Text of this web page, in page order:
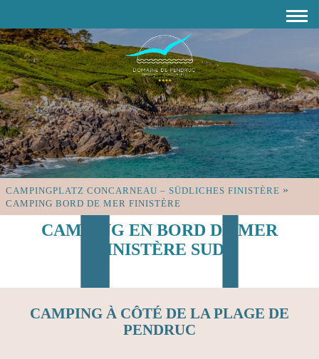
CAMPINGPLATZ CONCARNEAU – SÜDLICHES FINISTÈRE »
CAMPING BORD DE MER FINISTÈRE
CAMPING EN BORD DE MER
FINISTÈRE SUD
CAMPING À CÔTÉ DE LA PLAGE DE
PENDRUC